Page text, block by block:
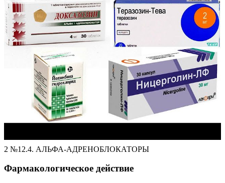
2 №12.4. АЛЬФА-АДРЕНОБЛОКАТОРЫ
Фармакологическое действие